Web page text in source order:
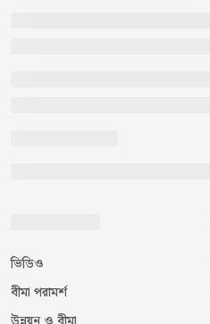
ভিডিও
বীমা পরামর্শ